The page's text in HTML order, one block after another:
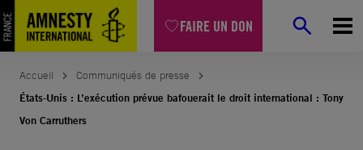
FAIRE UN DON
Aller
au
contenu
Accueil
Communiqués de presse
États-Unis : L’exécution prévue bafouerait le droit international : Tony
Von Carruthers